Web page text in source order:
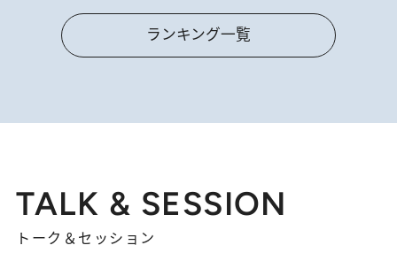
ランキング一覧
TALK & SESSION
トーク＆セッション